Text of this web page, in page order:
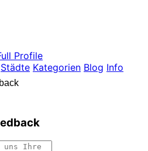
Profile
Städte Kategorien Blog Info